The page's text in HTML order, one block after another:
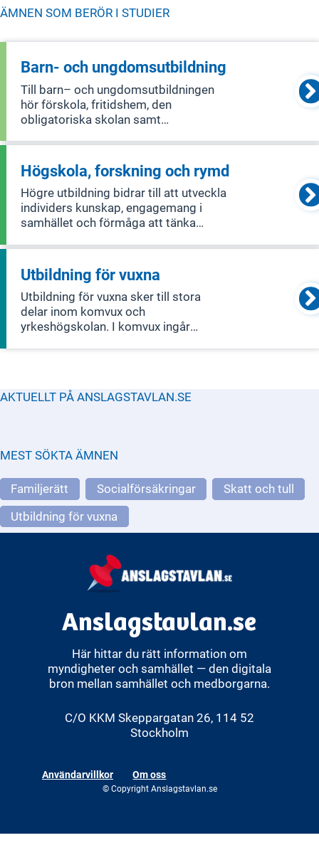
ÄMNEN SOM BERÖR I STUDIER
Barn- och ungdomsutbildning
Till barn– och ungdomsutbildningen
hör förskola, fritidshem, den
obligatoriska skolan samt
sina olika förutsättningar och behov få
utbildning så att de uppnår
kunskapskraven och därmed får
möjlighet att utvecklas så lång
Högskola, forskning och rymd
Högre utbildning bidrar till att utveckla
individers kunskap, engagemang i
samhället och förmåga att tänka
för att stärka Sveriges
konkurrenskraft, eftersom den ger oss
välutbildad arbetskraft och möjliggör
forskn
Utbildning för vuxna
Utbildning för vuxna sker till stora
delar inom komvux och
yrkeshögskolan. I komvux ingår
utbildning (tidigare särvux
AKTUELLT PÅ ANSLAGSTAVLAN.SE
MEST SÖKTA ÄMNEN
Familjerätt Socialförsäkringar
Skatt och tull
Utbildning för vuxna
Anslagstavlan.se
Här hittar du rätt information om
myndigheter och samhället — den digitala
bron mellan samhället och medborgarna.
C/O KKM Skeppargatan 26, 114 52
Stockholm
Användarvillkor Om oss
© Copyright Anslagstavlan.se